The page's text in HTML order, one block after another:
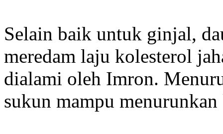
Selain baik untuk ginjal,
meredam laju kolesterol
dialami oleh Imron.
sukun mampu